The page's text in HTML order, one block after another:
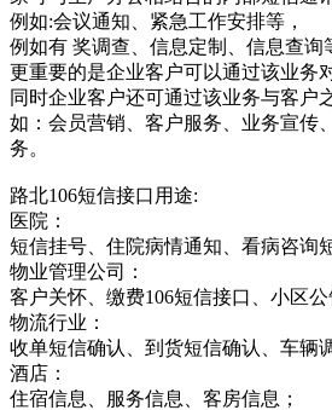
例如:会议通知、紧急工作安排等，
例如有 奖调查、信息定制、信息查询
更重要的是企业客户可以通过该业务
同时企业客户还可通过该业务与客户
如：会员营销、客户服务、业务宣传
务。
路北106短信接口用途:
医院：
短信挂号、住院病情通知、看病咨询
物业管理公司：
客户关怀、缴费106短信接口、小区公
物流行业：
收单短信确认、到货短信确认、车辆
酒店：
住宿信息、服务信息、客房信息；